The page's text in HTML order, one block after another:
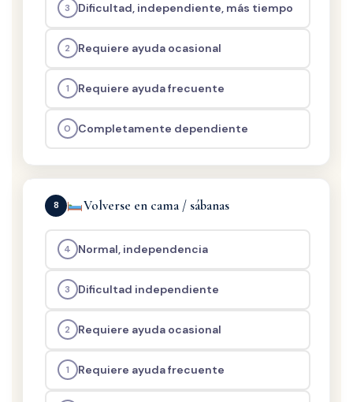
3 Dificultad, independiente, más tiempo
2 Requiere ayuda ocasional
1 Requiere ayuda frecuente
0 Completamente dependiente
8 Volverse en cama / sábanas
4 Normal, independencia
3 Dificultad independiente
2 Requiere ayuda ocasional
1 Requiere ayuda frecuente